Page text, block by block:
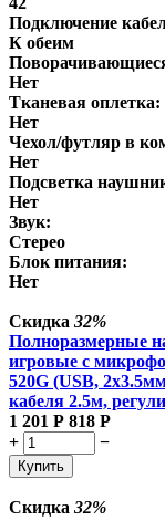
Подключение
К обеим
Нет
Тканевая оплетка:
Нет
Чехол/футляр в
Нет
Подсветка
Нет
Звук:
Стерео
Блок питания:
Нет
Скидка 32%
Полноразмерные
игровые с
520G (USB,
кабеля 2.5м,
1 201 Р 818 Р
+
−
Купить
Скидка 32%